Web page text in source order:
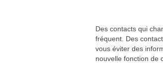
Des contacts qui
fréquent. Des
vous éviter des
nouvelle fonction de